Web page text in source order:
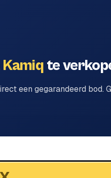
te
een gegarandeerd bod.